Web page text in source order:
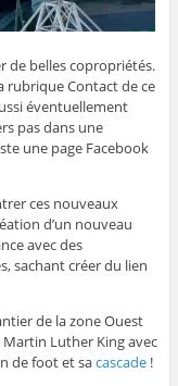
de belles copropriétés.
rubrique Contact de ce
éventuellement
pas dans une
une page Facebook
ces nouveaux
d’un nouveau
avec des
sachant créer du lien
de la zone Ouest
Luther King avec
de foot et sacascade!